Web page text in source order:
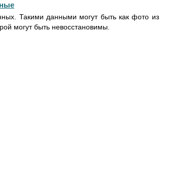
Такими данными могут быть как фото из
могут быть невосстановимы.